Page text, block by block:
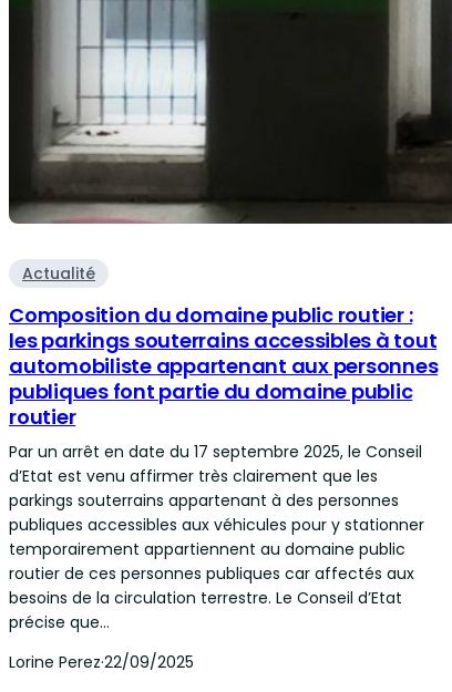
Actualité
Composition du domaine public routier :
les parkings souterrains accessibles à tout
automobiliste appartenant aux personnes
publiques font partie du domaine public
routier
Par un arrêt en date du 17 septembre 2025, le Conseil
d’Etat est venu affirmer très clairement que les
parkings souterrains appartenant à des personnes
publiques accessibles aux véhicules pour y stationner
temporairement appartiennent au domaine public
routier de ces personnes publiques car affectés aux
besoins de la circulation terrestre. Le Conseil d’Etat
précise que…
Lorine Perez·22/09/2025